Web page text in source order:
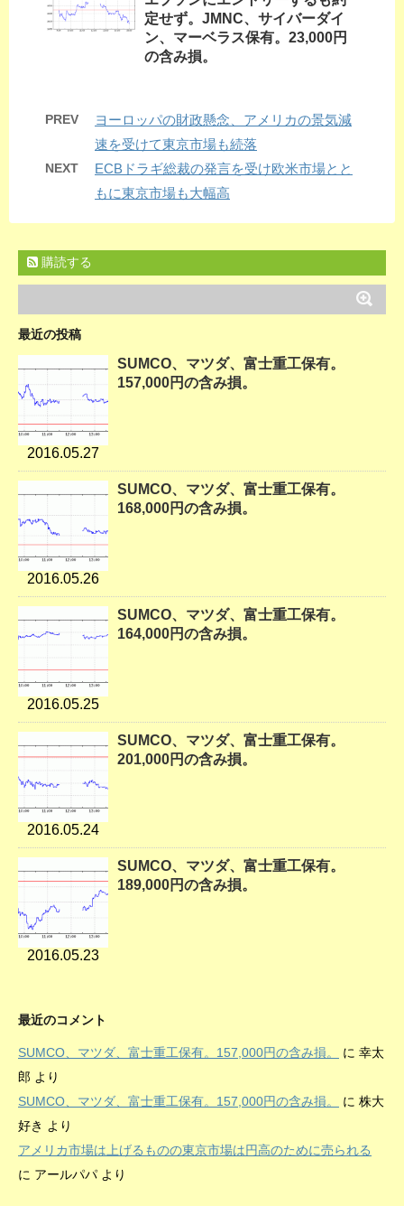
定せず。JMNC、サイバーダイ
ン、マーベラス保有。23,000円
の含み損。
PREV
ヨーロッパの財政懸念、アメリカの景気減
速を受けて東京市場も続落
NEXT
ECBドラギ総裁の発言を受け欧米市場とと
もに東京市場も大幅高
購読する
最近の投稿
2016.05.27
SUMCO、マツダ、富士重工保有。
157,000円の含み損。
2016.05.26
SUMCO、マツダ、富士重工保有。
168,000円の含み損。
2016.05.25
SUMCO、マツダ、富士重工保有。
164,000円の含み損。
2016.05.24
SUMCO、マツダ、富士重工保有。
201,000円の含み損。
2016.05.23
SUMCO、マツダ、富士重工保有。
189,000円の含み損。
最近のコメント
SUMCO、マツダ、富士重工保有。157,000円の含み損。 に 幸太
郎 より
SUMCO、マツダ、富士重工保有。157,000円の含み損。
に 株大
好き より
アメリカ市場は上げるものの東京市場は円高のために売られる
に アールパパ より